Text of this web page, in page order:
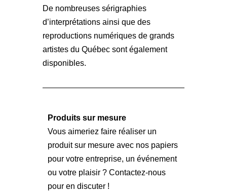
De nombreuses sérigraphies
d’interprétations ainsi que des
reproductions numériques de grands
artistes du Québec sont également
disponibles.
Produits sur mesure
Vous aimeriez faire réaliser un
produit sur mesure avec nos papiers
pour votre entreprise, un événement
ou votre plaisir ? Contactez-nous
pour en discuter !